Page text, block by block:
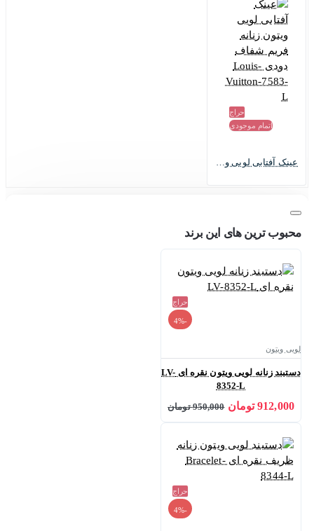
حراج
اتمام موجودی
عینک آفتابی لویی ویتون زنانه فریم شفاف دودی Louis-Vuitton-7583-L
محبوب ترین های این برند
حراج
-4%
لویی ویتون
دستبند زنانه لویی ویتون نقره ای LV-
8352-L
912,000 تومان 950,000 تومان
حراج
-4%